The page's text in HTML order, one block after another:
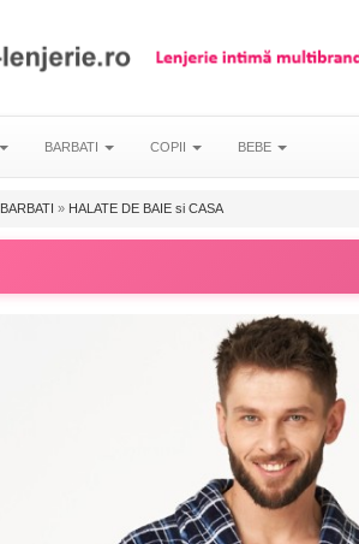
BARBATI COPII BEBE
BARBATI » HALATE DE BAIE si CASA